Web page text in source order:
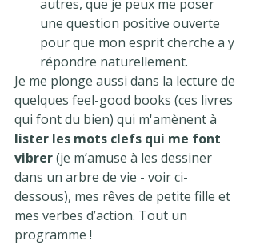
autres, que je peux me poser
une question positive ouverte
pour que mon esprit cherche a y
répondre naturellement.
Je me plonge aussi dans la lecture de
quelques feel-good books (ces livres
qui font du bien) qui m'amènent à
lister les mots clefs qui me font
vibrer (je m’amuse à les dessiner
dans un arbre de vie - voir ci-
dessous), mes rêves de petite fille et
mes verbes d’action. Tout un
programme !